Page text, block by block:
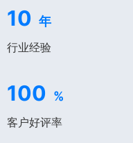
10 年
行业经验
100 %
客户好评率